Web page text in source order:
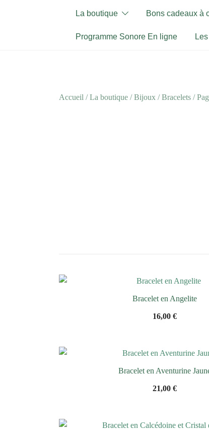
La boutique Bons cadeaux à
Programme Sonore En ligne
Accueil /La boutique /Bijoux /Bracelets /
Bracelet en Angelite
16,00 €
Bracelet en Aventurine
21,00 €